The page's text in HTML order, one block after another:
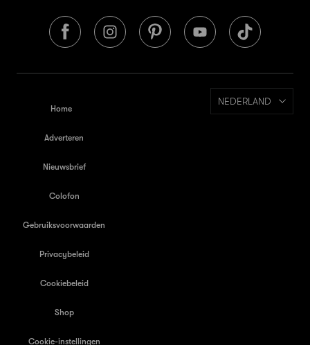
Home
Adverteren
Nieuwsbrief
Colofon
Gebruiksvoorwaarden
Privacybeleid
Cookiebeleid
Shop
Cookie-instellingen
NEDERLAND